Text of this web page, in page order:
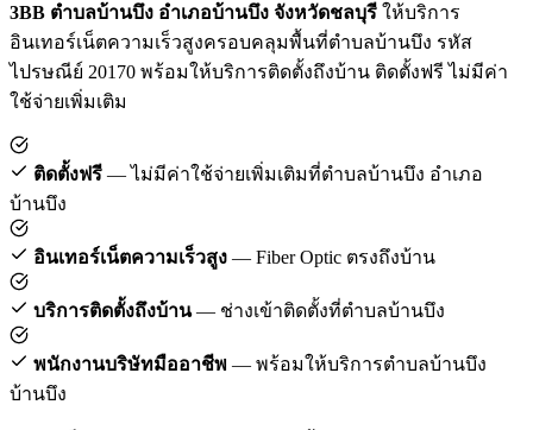
3BB ตำบลบ้านบึง อำเภอบ้านบึง จังหวัดชลบุรี ให้บริการ
อินเทอร์เน็ตความเร็วสูงครอบคลุมพื้นที่ตำบลบ้านบึง รหัส
ไปรษณีย์ 20170 พร้อมให้บริการติดตั้งถึงบ้าน ติดตั้งฟรี ไม่มีค่า
ใช้จ่ายเพิ่มเติม
ติดตั้งฟรี — ไม่มีค่าใช้จ่ายเพิ่มเติมที่ตำบลบ้านบึง อำเภอ
บ้านบึง
อินเทอร์เน็ตความเร็วสูง — Fiber Optic ตรงถึงบ้าน
บริการติดตั้งถึงบ้าน— ช่างเข้าติดตั้งที่ตำบลบ้านบึง
พนักงานบริษัทมืออาชีพ — พร้อมให้บริการตำบลบ้านบึง
บ้านบึง